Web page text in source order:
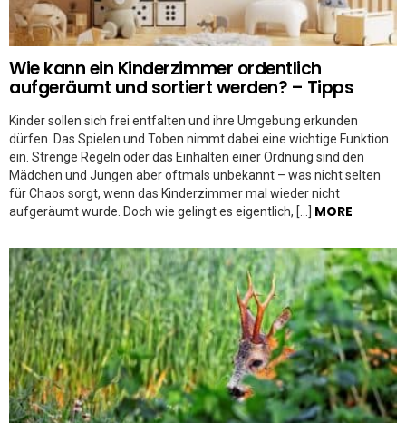
Wie kann ein Kinderzimmer ordentlich
aufgeräumt und sortiert werden? – Tipps
Kinder sollen sich frei entfalten und ihre Umgebung erkunden
dürfen. Das Spielen und Toben nimmt dabei eine wichtige Funktion
ein. Strenge Regeln oder das Einhalten einer Ordnung sind den
Mädchen und Jungen aber oftmals unbekannt – was nicht selten
für Chaos sorgt, wenn das Kinderzimmer mal wieder nicht
aufgeräumt wurde. Doch wie gelingt es eigentlich, […] MORE